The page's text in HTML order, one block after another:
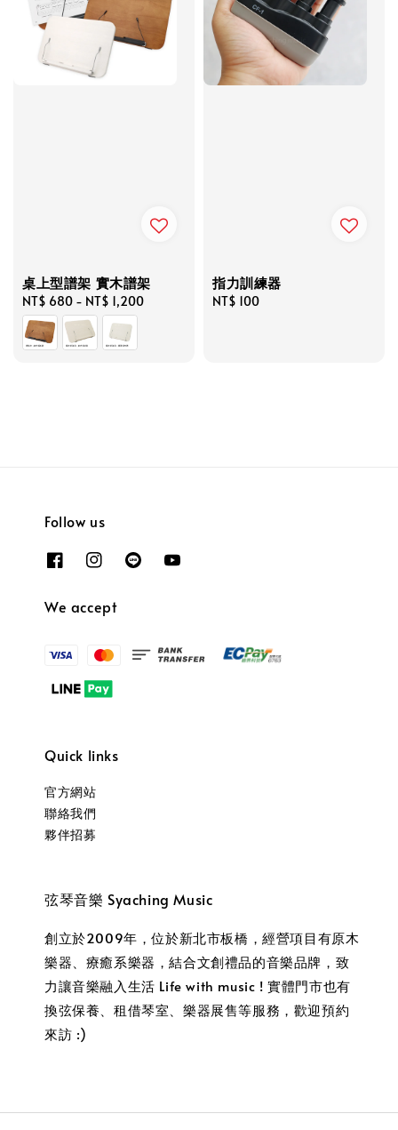
桌上型譜架 實木譜架
Regular
price
NT$ 680 - NT$ 1,200
指力訓練器
Regular
NT$ 100
Follow us
We accept
Quick links
官方網站
聯絡我們
夥伴招募
弦琴音樂 Syaching Music
創立於2009年，位於新北市板橋，經營項目有原木
樂器、療癒系樂器，結合文創禮品的音樂品牌，致
力讓音樂融入生活 Life with music ! 實體門市也有
換弦保養、租借琴室、樂器展售等服務，歡迎預約
來訪 :)